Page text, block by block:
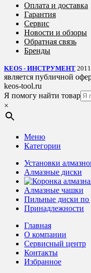
Оплата и доставка
Гарантия
Сервис
Новости и обзоры
Обратная связь
Бренды
KEOS - ИНСТРУМЕНТ
является публичной
keos-tool.ru
Я помогу найти товар
×
Меню
Категории
Установки
Алмазные диски
Алмазные чашки
Пильные диски по
Принадлежности
Главная
О компании
Сервисный центр
Контакты
Избранное